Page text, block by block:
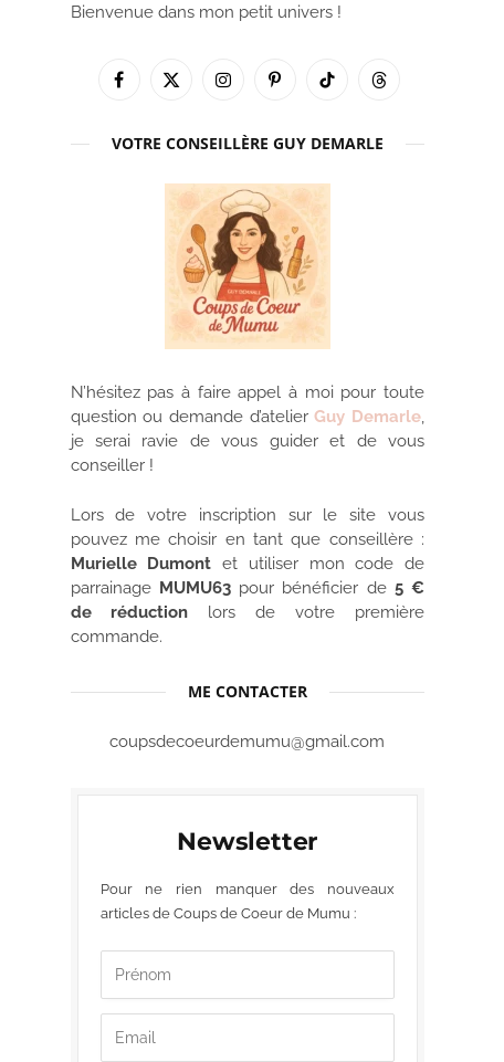
Bienvenue dans mon petit univers !
Facebook
X
InstagramPinterestTikTok Threads
VOTRE CONSEILLÈRE GUY DEMARLE
N’hésitez pas à faire appel à moi pour toute
question ou demande d’atelierGuy Demarle,
je serai ravie de vous guider et de vous
conseiller !
Lors de votre inscription sur le site vous
pouvez me choisir en tant que conseillère :
Murielle Dumont et utiliser mon code de
parrainage MUMU63pour bénéficier de 5 €
de réduction lors de votre première
commande.
ME CONTACTER
coupsdecoeurdemumu@gmail.com
Newsletter
Pour ne rien manquer des nouveaux
articles de Coups de Coeur de Mumu :